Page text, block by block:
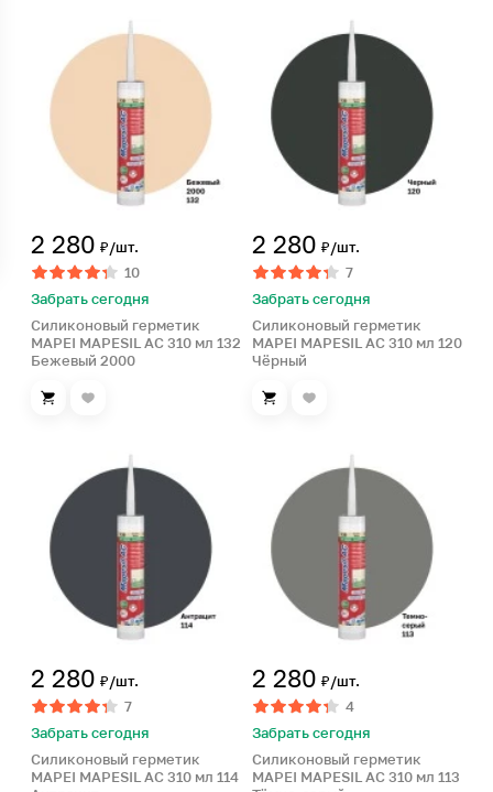
2 280 ₽/шт.
10
Забрать сегодня
Силиконовый герметик
MAPEI MAPESIL AC 310 мл 132
Бежевый 2000
2 280 ₽/шт.
7
Забрать сегодня
Силиконовый герметик
MAPEI MAPESIL AC 310 мл 120
Чёрный
2 280 ₽/шт.
7
Забрать сегодня
Силиконовый герметик
MAPEI MAPESIL AC 310 мл 114
2 280 ₽/шт.
4
Забрать сегодня
Силиконовый герметик
MAPEI MAPESIL AC 310 мл 113